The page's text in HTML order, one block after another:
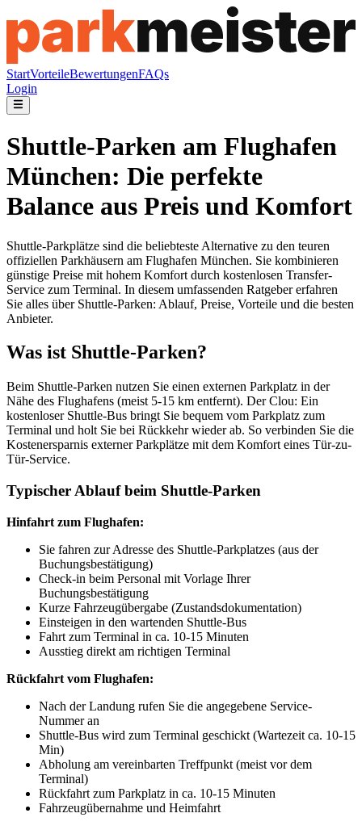
StartVorteileBewertungenFAQs
Login
Shuttle-Parken am Flughafen
München: Die perfekte
Balance aus Preis und Komfort
Shuttle-Parkplätze sind die beliebteste Alternative zu den teuren
offiziellen Parkhäusern am Flughafen München. Sie kombinieren
günstige Preise mit hohem Komfort durch kostenlosen Transfer-
Service zum Terminal. In diesem umfassenden Ratgeber erfahren
Sie alles über Shuttle-Parken: Ablauf, Preise, Vorteile und die besten
Anbieter.
Was ist Shuttle-Parken?
Beim Shuttle-Parken nutzen Sie einen externen Parkplatz in der
Nähe des Flughafens (meist 5-15 km entfernt). Der Clou: Ein
kostenloser Shuttle-Bus bringt Sie bequem vom Parkplatz zum
Terminal und holt Sie bei Rückkehr wieder ab. So verbinden Sie die
Kostenersparnis externer Parkplätze mit dem Komfort eines Tür-zu-
Tür-Service.
Typischer Ablauf beim Shuttle-Parken
Hinfahrt zum Flughafen:
Sie fahren zur Adresse des Shuttle-Parkplatzes (aus der
Buchungsbestätigung)
Check-in beim Personal mit Vorlage Ihrer
Buchungsbestätigung
Kurze Fahrzeugübergabe (Zustandsdokumentation)
Einsteigen in den wartenden Shuttle-Bus
Fahrt zum Terminal in ca. 10-15 Minuten
Ausstieg direkt am richtigen Terminal
Rückfahrt vom Flughafen:
Nach der Landung rufen Sie die angegebene Service-
Nummer an
Shuttle-Bus wird zum Terminal geschickt (Wartezeit ca. 10-15
Min)
Abholung am vereinbarten Treffpunkt (meist vor dem
Terminal)
Rückfahrt zum Parkplatz in ca. 10-15 Minuten
Fahrzeugübernahme und Heimfahrt